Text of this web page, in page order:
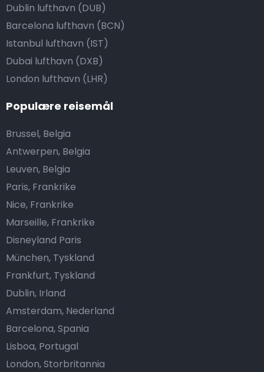
Dublin lufthavn (DUB)
Barcelona lufthavn (BCN)
Istanbul lufthavn (IST)
Dubai lufthavn (DXB)
London lufthavn (LHR)
Populære reisemål
Brussel, Belgia
Antwerpen, Belgia
Leuven, Belgia
Paris, Frankrike
Nice, Frankrike
Marseille, Frankrike
Disneyland Paris
München, Tyskland
Frankfurt, Tyskland
Dublin, Irland
Amsterdam, Nederland
Barcelona, Spania
Lisboa, Portugal
London, Storbritannia